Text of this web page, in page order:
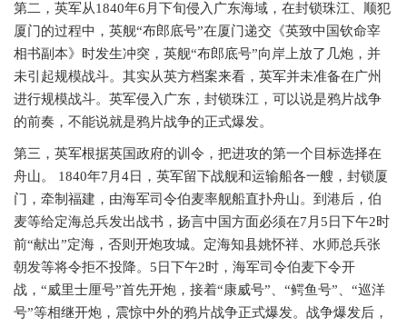
第二，英军从1840年6月下旬侵入广东海域，在封锁珠江、顺犯
厦门的过程中，英舰“布郎底号”在厦门递交《英致中国钦命宰
相书副本》时发生冲突，英舰“布郎底号”向岸上放了几炮，并
未引起规模战斗。其实从英方档案来看，英军并未准备在广州
进行规模战斗。英军侵入广东，封锁珠江，可以说是鸦片战争
的前奏，不能说就是鸦片战争的正式爆发。
第三，英军根据英国政府的训令，把进攻的第一个目标选择在
舟山。 1840年7月4日，英军留下战舰和运输船各一艘，封锁厦
门，牵制福建，由海军司令伯麦率舰船直扑舟山。到港后，伯
麦等给定海总兵发出战书，扬言中国方面必须在7月5日下午2时
前“献出”定海，否则开炮攻城。定海知县姚怀祥、水师总兵张
朝发等将令拒不投降。5日下午2时，海军司令伯麦下令开
战，“威里士厘号”首先开炮，接着“康威号”、“鳄鱼号”、“巡洋
号”等相继开炮，震惊中外的鸦片战争正式爆发。战争爆发后，